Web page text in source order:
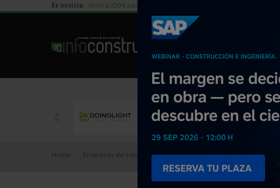
Es noticia: Ahorra 320 € por vivienda en edificación residencial
NOTICIAS
Empresas de construcción Poliuretanos Rodriguez, S.L.